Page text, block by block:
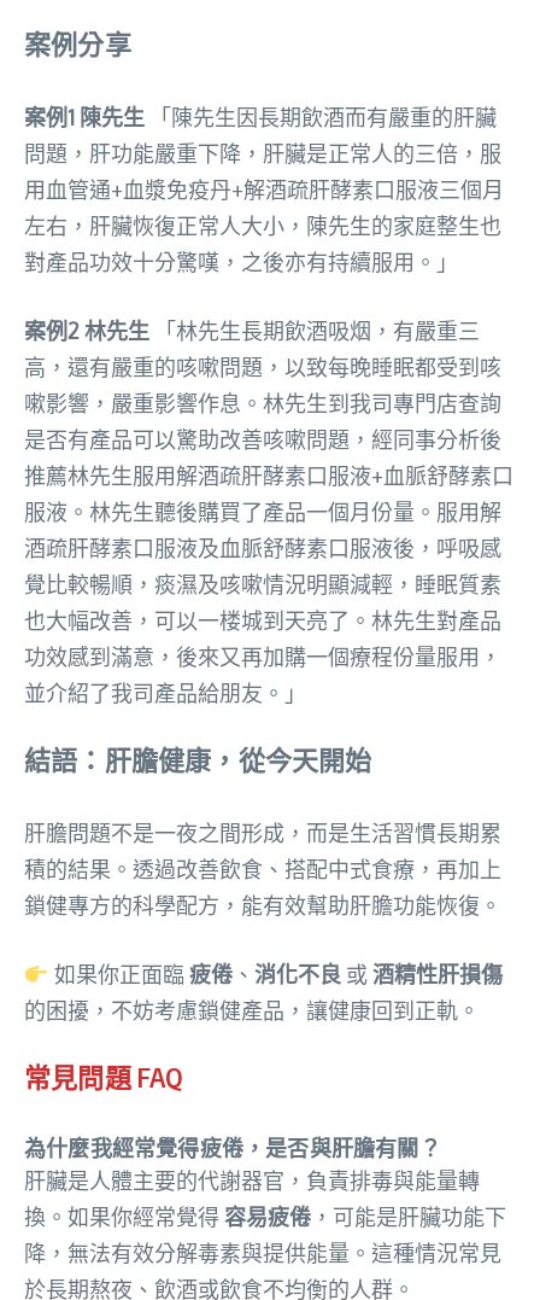
案例分享
案例1 陳先生 「陳先生因長期飲酒而有嚴重的肝臟
問題，肝功能嚴重下降，肝臟是正常人的三倍，服
用血管通+血漿免疫丹+解酒疏肝酵素口服液三個月
左右，肝臟恢復正常人大小，陳先生的家庭整生也
對產品功效十分驚嘆，之後亦有持續服用。」
案例2 林先生 「林先生長期飲酒吸烟，有嚴重三
高，還有嚴重的咳嗽問題，以致每晚睡眠都受到咳
嗽影響，嚴重影響作息。林先生到我司專門店查詢
是否有產品可以驚助改善咳嗽問題，經同事分析後
推薦林先生服用解酒疏肝酵素口服液+血脈舒酵素口
服液。林先生聽後購買了產品一個月份量。服用解
酒疏肝酵素口服液及血脈舒酵素口服液後，呼吸感
覺比較暢順，痰濕及咳嗽情況明顯減輕，睡眠質素
也大幅改善，可以一楼城到天亮了。林先生對產品
功效感到滿意，後來又再加購一個療程份量服用，
並介紹了我司產品給朋友。」
結語：肝膽健康，從今天開始
肝膽問題不是一夜之間形成，而是生活習慣長期累
積的結果。透過改善飲食、搭配中式食療，再加上
鎖健專方的科學配方，能有效幫助肝膽功能恢復。
如果你正面臨 疲倦、 消化不良 或酒精性肝損傷
的困擾，不妨考慮鎖健產品，讓健康回到正軌。
常見問題 FAQ
為什麼我經常覺得疲倦，是否與肝膽有關？
肝臟是人體主要的代謝器官，負責排毒與能量轉
換。如果你經常覺得 容易疲倦 ，可能是肝臟功能下
降，無法有效分解毒素與提供能量。這種情況常見
於長期熬夜、飲酒或飲食不均衡的人群。